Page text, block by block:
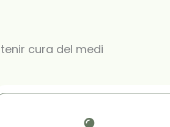
cura del medi